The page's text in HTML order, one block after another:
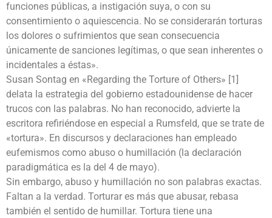
funciones públicas, a instigación suya, o con su
consentimiento o aquiescencia. No se considerarán torturas
los dolores o sufrimientos que sean consecuencia
únicamente de sanciones legítimas, o que sean inherentes o
incidentales a éstas».
Susan Sontag en «Regarding the Torture of Others» [1]
delata la estrategia del gobierno estadounidense de hacer
trucos con las palabras. No han reconocido, advierte la
escritora refiriéndose en especial a Rumsfeld, que se trate de
«tortura». En discursos y declaraciones han empleado
eufemismos como abuso o humillación (la declaración
paradigmática es la del 4 de mayo).
Sin embargo, abuso y humillación no son palabras exactas.
Faltan a la verdad. Torturar es más que abusar, rebasa
también el sentido de humillar. Tortura tiene una